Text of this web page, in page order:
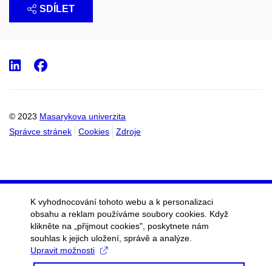
SDÍLET
© 2023 Masarykova univerzita
Správce stránek
Cookies Zdroje
LinkedIn
Facebook
K vyhodnocování tohoto webu a k personalizaci
obsahu a reklam používáme soubory cookies. Když
klikněte na „přijmout cookies", poskytnete nám
souhlas k jejich uložení, správě a analýze.
Upravit možnosti